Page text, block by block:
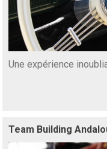
Une expérience
Team Building